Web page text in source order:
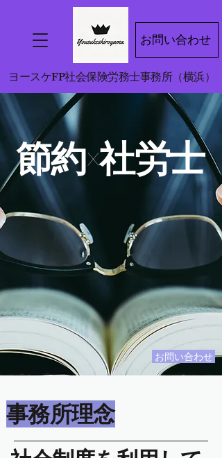
ヨースケFP社会保険労務士事務所（横浜）
お問い合わせ
​節約×社労士
お問い合わせ
​事務所理念